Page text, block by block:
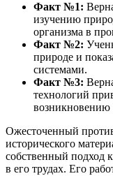
Факт №1:
изучению
организма в
Факт №2:
природе и
системами.
Факт №3:
технологий
возникновению
Ожесточенный
исторического
собственный подход
в его трудах. Его